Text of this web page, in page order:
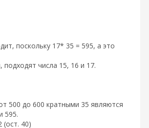
поскольку 17* 35 = 595, а это
числа 15, 16 и 17.
500 до 600 кратными 35 являются
595.
(ост. 40)